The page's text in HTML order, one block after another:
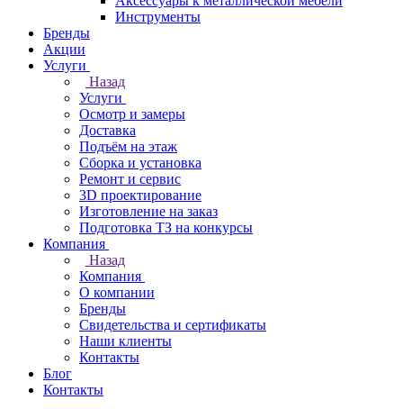
Инструменты
Бренды
Акции
Услуги
Назад
Услуги
Осмотр и замеры
Доставка
Подъём на этаж
Сборка и установка
Ремонт и сервис
3D проектирование
Изготовление на заказ
Подготовка ТЗ на конкурсы
Компания
Назад
Компания
О компании
Бренды
Свидетельства и сертификаты
Наши клиенты
Контакты
Блог
Контакты